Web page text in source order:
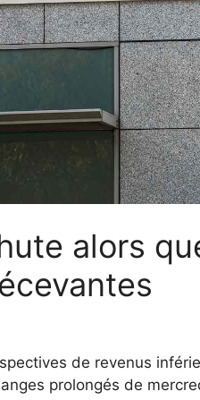
alors
de revenus
prolongés de